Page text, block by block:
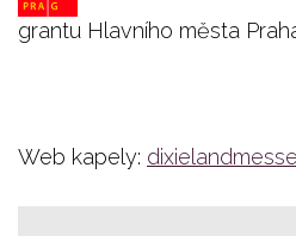
grantu Hlavního města
Web kapely: